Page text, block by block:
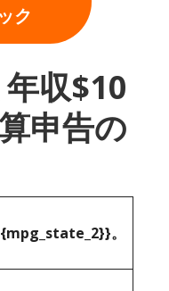
ク
収$10
申告の
{mpg_state_2}}。